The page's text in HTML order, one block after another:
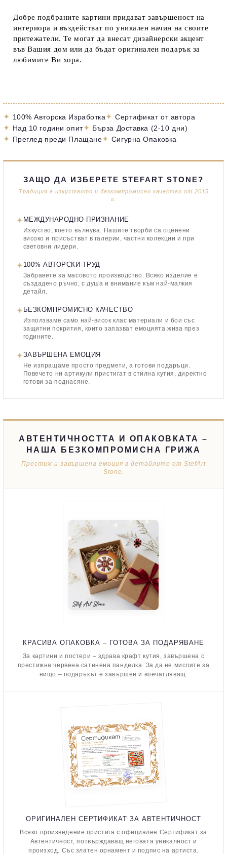
Добре подбраните картини придават завършеност на
интериора и въздействат по уникален начин на своите
притежатели. Те могат да внесат дизайнерски акцент
във Вашия дом или да бъдат оригинален подарък за
любимите Ви хора.
✦ 100% Авторска Изработка✦ Сертификат от автора
✦ Над 10 години опит✦ Бърза Доставка (2-10 дни)
✦ Преглед преди Плащане✦ Сигурна Опаковка
ЗАЩО ДА ИЗБЕРЕТЕ STEFART STONE?
Традиция в изкуството и безкомпромисно качество от 2015
г.
✦ МЕЖДУНАРОДНО ПРИЗНАНИЕ
Изкуство, което вълнува. Нашите творби са оценени
високо и присъстват в галерии, частни колекции и при
световни лидери.
✦ 100% АВТОРСКИ ТРУД
Забравете за масовото производство. Всяко изделие е
създадено ръчно, с душа и внимание към най-малкия
детайл.
✦ БЕЗКОМПРОМИСНО КАЧЕСТВО
Използваме само най-висок клас материали и бои със
защитни покрития, които запазват емоцията жива през
годините.
✦ЗАВЪРШЕНА ЕМОЦИЯ
Не изпращаме просто предмети, а готови подаръци.
Повечето ни артикули пристигат в стилна кутия, директно
готови за поднасяне.
АВТЕНТИЧНОСТТА И ОПАКОВКАТА –
НАША БЕЗКОМПРОМИСНА ГРИЖА
Престиж и завършена емоция в детайлите от StefArt
Stone.
КРАСИВА ОПАКОВКА – ГОТОВА ЗА ПОДАРЯВАНЕ
За картини и постери – здрава крафт кутия, завършена с
престижна червена сатенена панделка. За да не мислите за
нищо – подаръкът е завършен и впечатляващ.
ОРИГИНАЛЕН СЕРТИФИКАТ ЗА АВТЕНТИЧНОСТ
Всяко произведение пристига с официален Сертификат за
Автентичност, потвърждаващ неговата уникалност и
произход. Със златен орнамент и подпис на артиста.